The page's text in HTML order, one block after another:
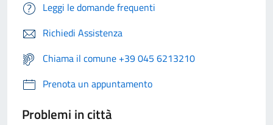
Leggi le domande frequenti
Richiedi Assistenza
Chiama il comune +39 045 6213210
Prenota un appuntamento
Problemi in città